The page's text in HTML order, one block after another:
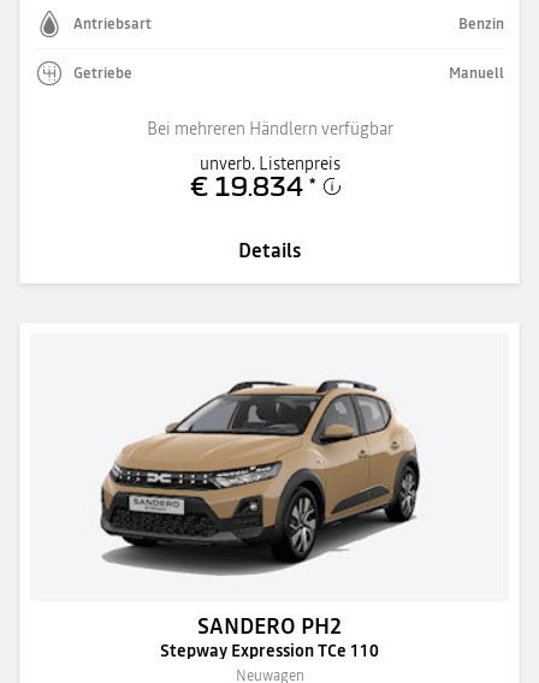
Antriebsart Benzin
Getriebe Manuell
Bei mehreren Händlern verfügbar
unverb. Listenpreis
€ 19.834 *
Details
SANDERO PH2
Stepway Expression TCe 110
Neuwagen